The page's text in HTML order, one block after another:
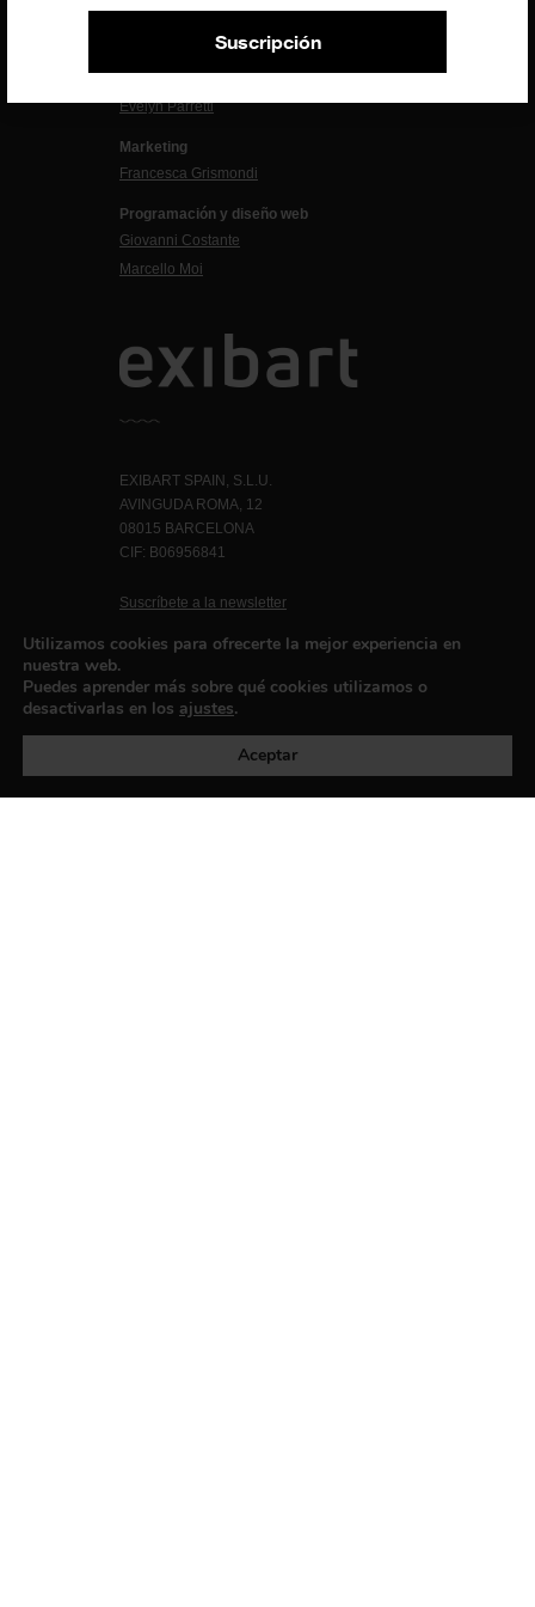
Suscripción
Dirección exibart.es
Evelyn Parretti
Marketing
Francesca Grismondi
Programación y diseño web
Giovanni Costante
Marcello Moi
EXIBART SPAIN, S.L.U.
AVINGUDA ROMA, 12
08015 BARCELONA
CIF: B06956841
Suscríbete a la newsletter
Política de privacidad
Utilizamos cookies para ofrecerte la mejor experiencia en
nuestra web.
Puedes aprender más sobre qué cookies utilizamos o
desactivarlas en los ajustes.
Aceptar